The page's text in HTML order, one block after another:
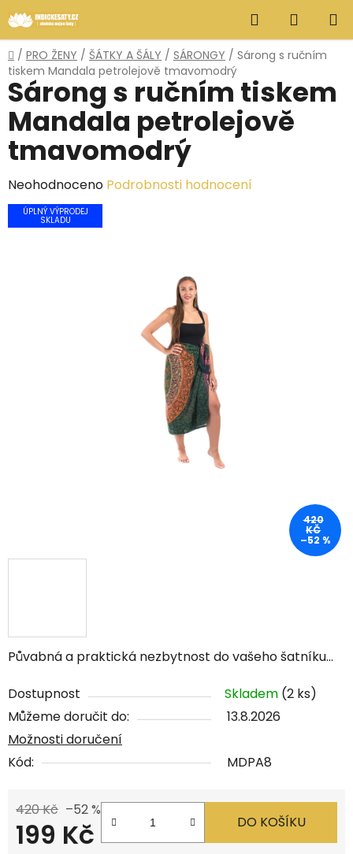
na
obsah
Hledat
KOŠÍK
Domů
/ PRO ŽENY / ŠÁTKY A ŠÁLY / SÁRONGY / Sárong s ručním
tiskem Mandala petrolejově tmavomodrý
Půvabná a praktická nezbytnost do vašeho šatníku...
Dostupnost Skladem (2 ks)
Můžeme doručit do:
13.8.2026
Možnosti doručení
Kód:
MDPA8
420 Kč –52 %
199 Kč DO KOŠÍKU
Sárong s ručním tiskem
Mandala petrolejově
tmavomodrý
Průměrné
hodnocení
produktu
Neohodnoceno Podrobnosti hodnocení
ÚPLNÝ VÝPRODEJ
SKLADU
420
KČ
–52 %